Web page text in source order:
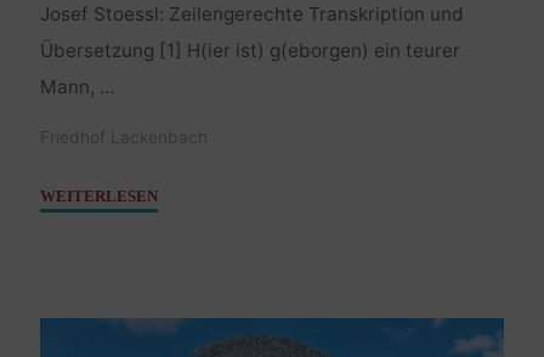
Josef Stoessl: Zeilengerechte Transkription und
Übersetzung [1] H(ier ist) g(eborgen) ein teurer
Mann, …
Friedhof Lackenbach
WEITERLESEN"Stössl
Februar
1876"